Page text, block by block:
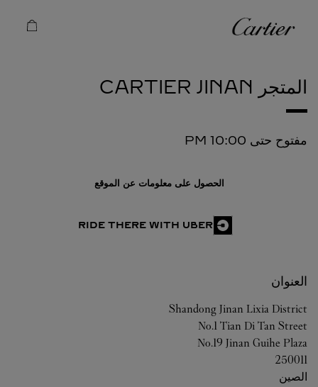
كارتييه
المتجر CARTIER JINAN
مفتوح حتى 10:00 PM
الحصول على معلومات عن الموقع
RIDE THERE WITH UBER
العنوان
Shandong Jinan Lixia District
No.1 Tian Di Tan Street
No.19 Jinan Guihe Plaza
250011
الصين